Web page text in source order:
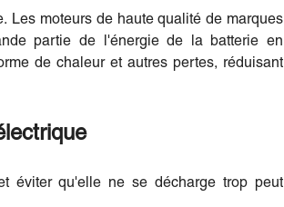
Les moteurs de haute qualité de marques
partie de l'énergie de la batterie en
de chaleur et autres pertes, réduisant
éviter qu'elle ne se décharge trop peut